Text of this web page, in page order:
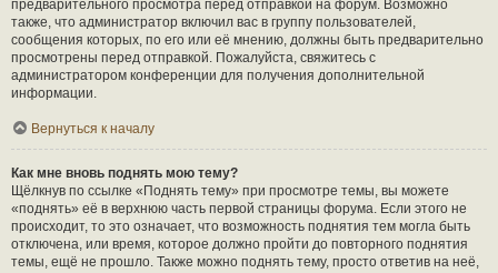
предварительного просмотра перед отправкой на форум. Возможно
также, что администратор включил вас в группу пользователей,
сообщения которых, по его или её мнению, должны быть предварительно
просмотрены перед отправкой. Пожалуйста, свяжитесь с
администратором конференции для получения дополнительной
информации.
Вернуться к началу
Как мне вновь поднять мою тему?
Щёлкнув по ссылке «Поднять тему» при просмотре темы, вы можете
«поднять» её в верхнюю часть первой страницы форума. Если этого не
происходит, то это означает, что возможность поднятия тем могла быть
отключена, или время, которое должно пройти до повторного поднятия
темы, ещё не прошло. Также можно поднять тему, просто ответив на неё,